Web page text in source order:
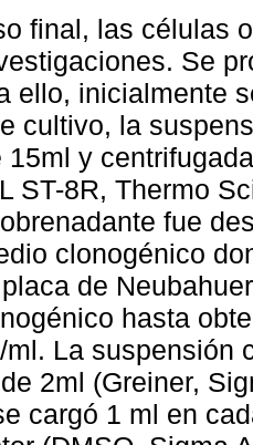
final, las células
Se
ello, inicialmente
cultivo, la
15ml y
ST-8R, Thermo
fue
clonogénico
de
hasta
ml. La suspensión
2ml (Greiner,
cargó 1 ml en